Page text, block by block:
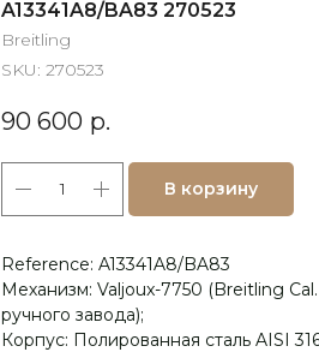
A13341A8/BA83 270523
Breitling
SKU: 270523
90 600 р.
В корзину
Reference: A13341A8/BA83
Механизм: Valjoux-7750 (Breitling
ручного завода);
Корпус: Полированная сталь AISI